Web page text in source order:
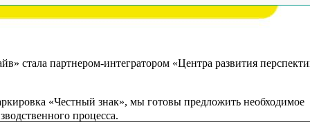
стала партнером-интегратором «Центра развития
«Честный знак», мы готовы предложить необходимое
процесса.